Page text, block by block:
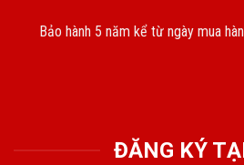
Bảo hành 5 năm kể từ ngày mua
ĐĂNG KÝ